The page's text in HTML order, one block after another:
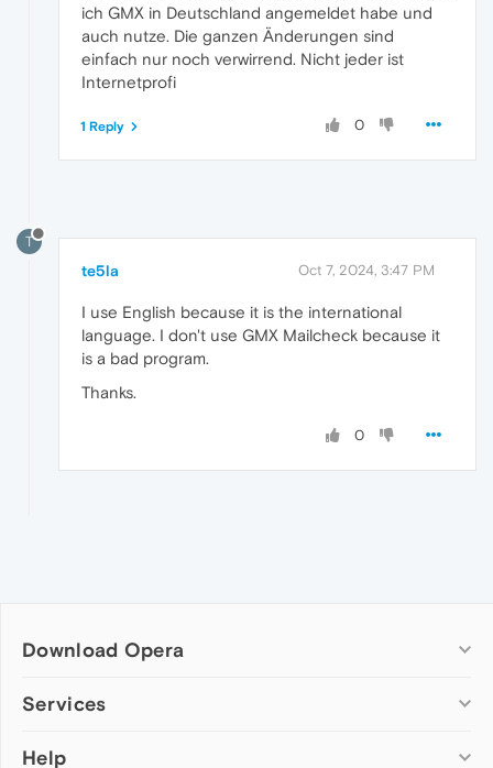
ich GMX in Deutschland angemeldet habe und
auch nutze. Die ganzen Änderungen sind
einfach nur noch verwirrend. Nicht jeder ist
Internetprofi
0
1 Reply
T
te5la Oct 7, 2024, 3:47 PM
I use English because it is the international
language. I don't use GMX Mailcheck because it
is a bad program.
Thanks.
0
Download Opera
Computer browsers
Opera for Mac
Services
Add-ons
Help